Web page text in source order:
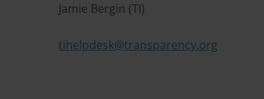
Jamie Bergin (TI)
tihelpdesk@transparency.org